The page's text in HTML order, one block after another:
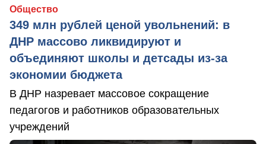
Общество
349 млн рублей ценой увольнений: в
ДНР массово ликвидируют и
объединяют школы и детсады из-за
экономии бюджета
В ДНР назревает массовое сокращение
педагогов и работников образовательных
учреждений